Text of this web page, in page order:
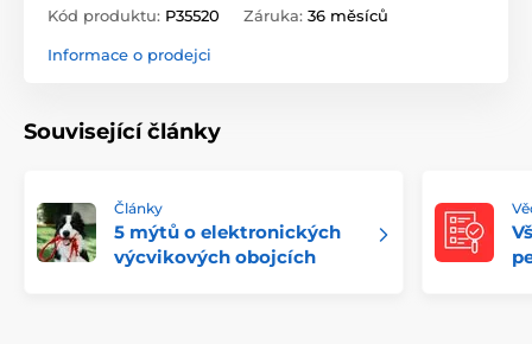
Kód produktu: P35520 Záruka: 36 měsíců
Informace o prodejci
Související články
Články
5 mýtů o elektronických
výcvikových obojcích